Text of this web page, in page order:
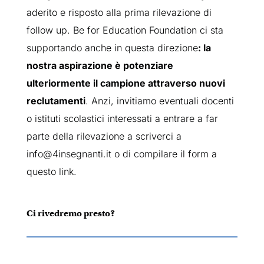
aderito e risposto alla prima rilevazione di
follow up. Be for Education Foundation ci sta
supportando anche in questa direzione: la
nostra aspirazione è potenziare
ulteriormente il campione attraverso nuovi
reclutamenti. Anzi, invitiamo eventuali docenti
o istituti scolastici interessati a entrare a far
parte della rilevazione a scriverci a
info@4insegnanti.ito di compilare il form a
questo link.
Ci rivedremo presto?